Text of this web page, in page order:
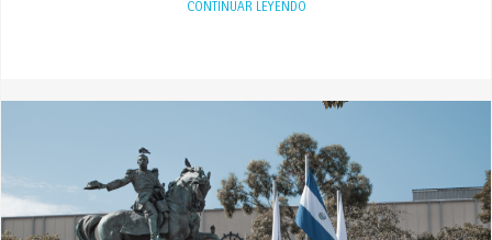
CONTINUAR LEYENDO